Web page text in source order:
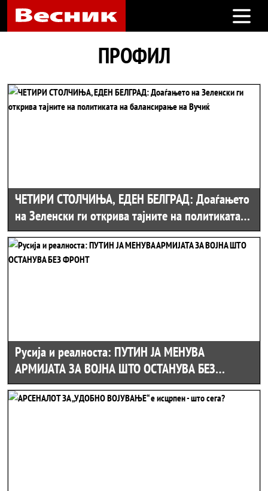
Open
ПРОФИЛ
ЧЕТИРИ СТОЛЧИЊА, ЕДЕН БЕЛГРАД: Доаѓањето
на Зеленски ги открива тајните на политиката
на балансирање на Вучиќ
Русија и реалноста: ПУТИН ЈА МЕНУВА
АРМИЈАТА ЗА ВОЈНА ШТО ОСТАНУВА БЕЗ
ФРОНТ